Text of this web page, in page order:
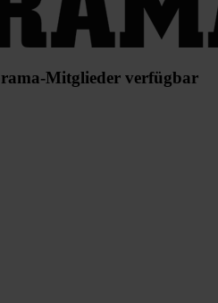
Mitglieder verfügbar